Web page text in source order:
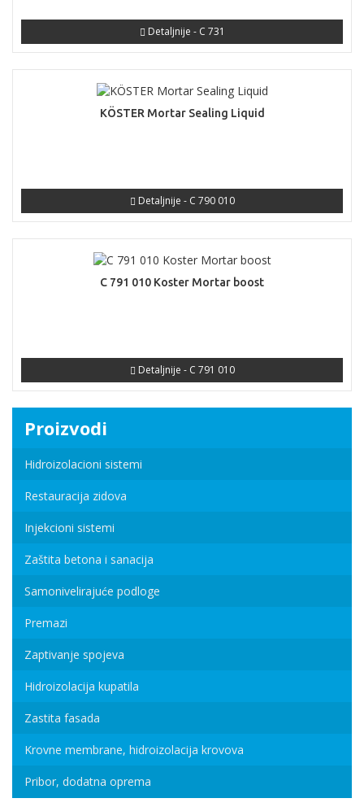
Detaljnije - C 731
KÖSTER Mortar Sealing Liquid
Detaljnije - C 790 010
C 791 010 Koster Mortar boost
Detaljnije - C 791 010
Proizvodi
Hidroizolacioni sistemi
Restauracija zidova
Injekcioni sistemi
Zaštita betona i sanacija
Samonivelirajuće podloge
Premazi
Zaptivanje spojeva
Hidroizolacija kupatila
Zastita fasada
Krovne membrane, hidroizolacija krovova
Pribor, dodatna oprema